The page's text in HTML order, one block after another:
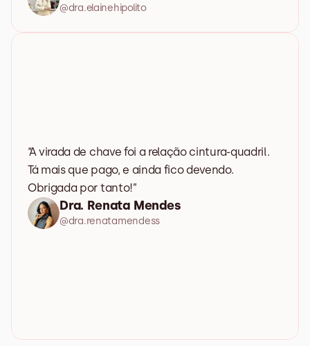
@dra.elainehipolito
“A virada de chave foi a relação cintura-quadril.
Tá mais que pago, e ainda fico devendo.
Obrigada por tanto!”
Dra. Renata Mendes
@dra.renatamendess